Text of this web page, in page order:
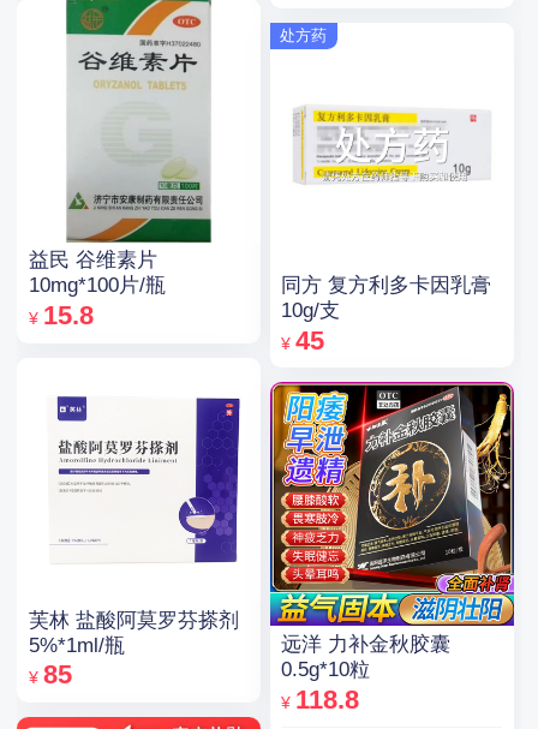
益民 谷维素片
10mg*100片/瓶
¥ 15.8
芙林 盐酸阿莫罗芬搽剂
5%*1ml/瓶
¥ 85
处方药
同方 复方利多卡因乳膏
10g/支
¥ 45
远洋 力补金秋胶囊
0.5g*10粒
¥ 118.8